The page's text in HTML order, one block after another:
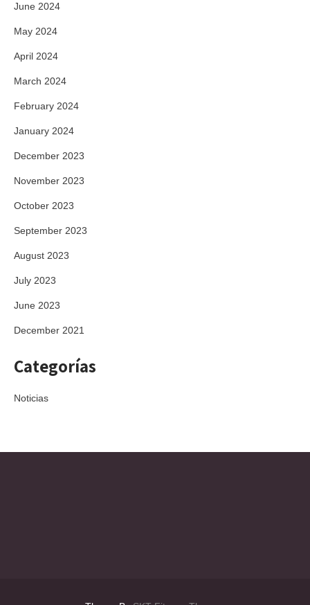
June 2024
May 2024
April 2024
March 2024
February 2024
January 2024
December 2023
November 2023
October 2023
September 2023
August 2023
July 2023
June 2023
December 2021
Categorías
Noticias